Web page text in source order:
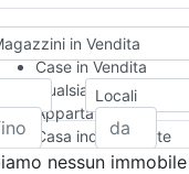
in Vendita
Case in Vendita
Qualsiasi
Appartamento
Casa indipendente
Casa Semi-
Locali
nessun